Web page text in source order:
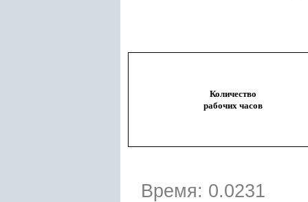
Количество
рабочих часов
Время: 0.0231